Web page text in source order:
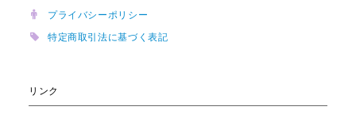
プライバシーポリシー
特定商取引法に基づく表記
リンク